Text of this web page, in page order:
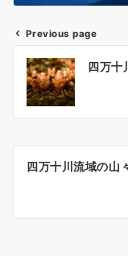
投
稿
ナ
ビ
シ
ン
Previous page
四万十
四万十川流域の山